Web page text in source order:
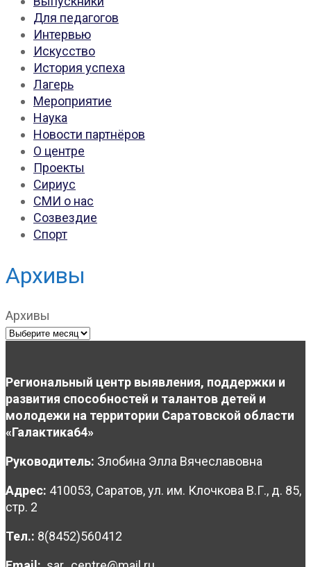
Для педагогов
Интервью
Искусство
История успеха
Лагерь
Мероприятие
Наука
Новости партнёров
О центре
Проекты
Сириус
СМИ о нас
Созвездие
Спорт
Архивы
Архивы
Региональный центр выявления, поддержки и
развития способностей и талантов детей и
молодежи на территории Саратовской области
«Галактика64»
Руководитель: Злобина Элла Вячеславовна
Адрес: 410053, Саратов, ул. им. Клочкова В.Г., д. 85,
стр. 2
Тел.: 8(8452)560412